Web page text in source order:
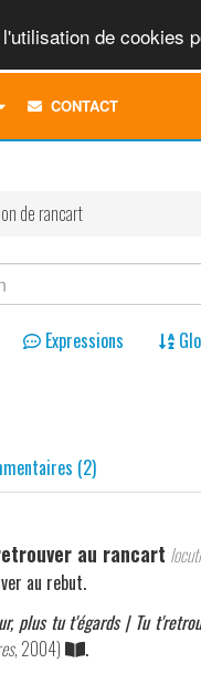
de cookies
TOGGLECONTACT
de rancart
Expressions
(2)
au rancart
au rebut.
plus tu t'égards | Tu
, 2004)
.